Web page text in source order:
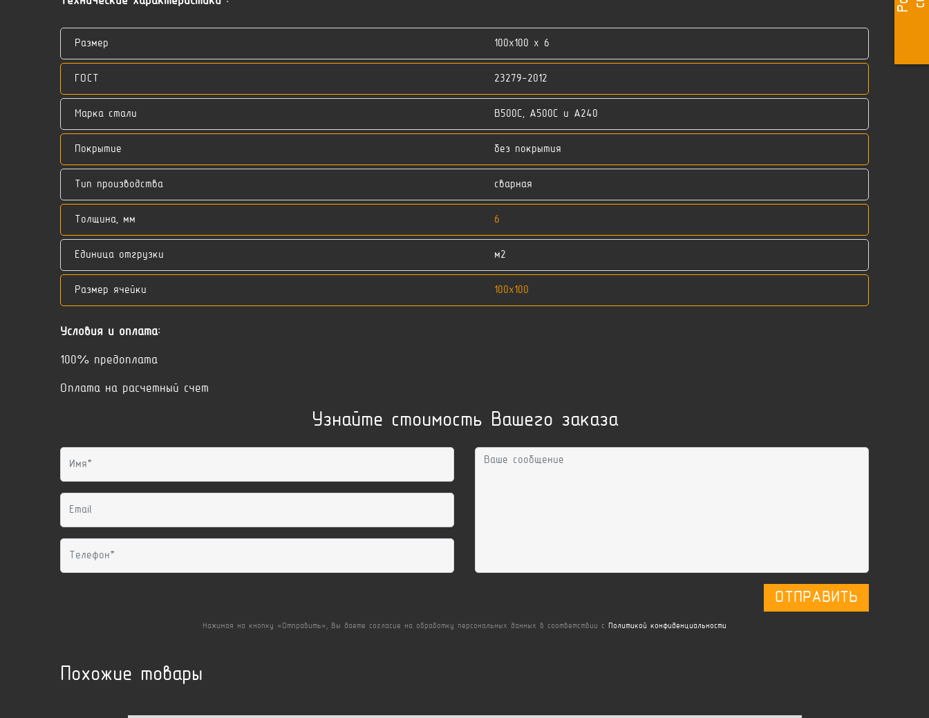
Размер 100x100 x 6
ГОСТ 23279-2012
Марка стали В500С, А500С и А240
Покрытие без покрытия
Тип производства сварная
Толщина, мм 6
Единица отгрузки м2
Размер ячейки 100x100
Условия и оплата:
100% предоплата
Оплата на расчетный счет
Узнайте стоимость Вашего заказа
ОТПРАВИТЬ
Нажимая на кнопку «Отправить», Вы даете согласие на обработку персональных данных в соответствии с Политикой конфиденциальности
Похожие товары